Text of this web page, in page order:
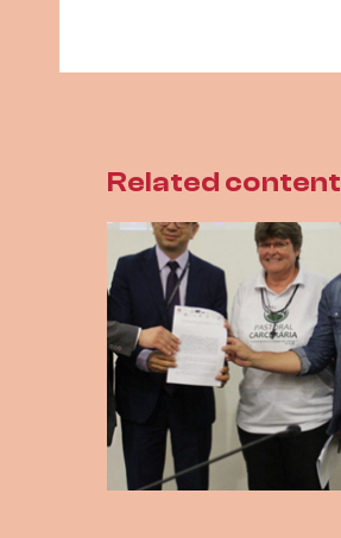
Related content